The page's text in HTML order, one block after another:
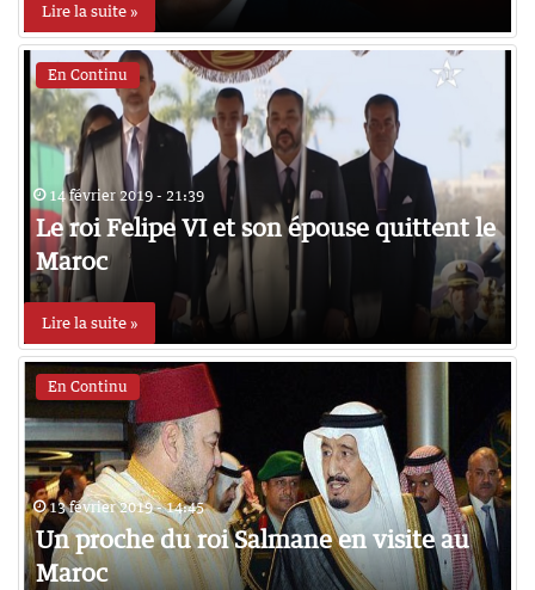
Lire la suite »
En Continu
14 février 2019 - 21:39
Le roi Felipe VI et son épouse quittent le
Maroc
Lire la suite »
En Continu
13 février 2019 - 14:45
Un proche du roi Salmane en visite au
Maroc